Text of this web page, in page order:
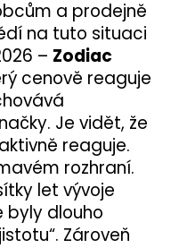
a prodejně
na tuto situaci
– Zodiac
cenově reaguje
Je vidět, že
reaguje.
rozhraní.
let vývoje
byly dlouho
Zároveň